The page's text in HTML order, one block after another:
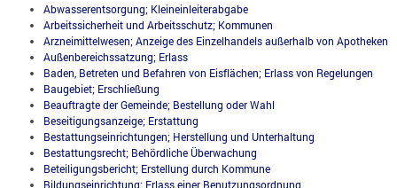
Abwasserentsorgung; Kleineinleiterabgabe
Arbeitssicherheit und Arbeitsschutz; Kommunen
Arzneimittelwesen; Anzeige des Einzelhandels außerhalb von Apotheken
Außenbereichssatzung; Erlass
Baden, Betreten und Befahren von Eisflächen; Erlass von Regelungen
Baugebiet; Erschließung
Beauftragte der Gemeinde; Bestellung oder Wahl
Beseitigungsanzeige; Erstattung
Bestattungseinrichtungen; Herstellung und Unterhaltung
Bestattungsrecht; Behördliche Überwachung
Beteiligungsbericht; Erstellung durch Kommune
Bildungseinrichtung; Erlass einer Benutzungsordnung